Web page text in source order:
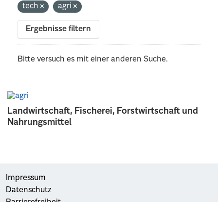
Landwirtschaft, Fischerei, Forstwirtschaft und
Nahrungsmittel
tech
agri
Ergebnisse filtern
Bitte versuch es mit einer anderen Suche.
Impressum
Datenschutz